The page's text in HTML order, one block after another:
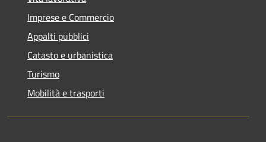
Imprese e Commercio
Appalti pubblici
Catasto e urbanistica
Turismo
Mobilità e trasporti